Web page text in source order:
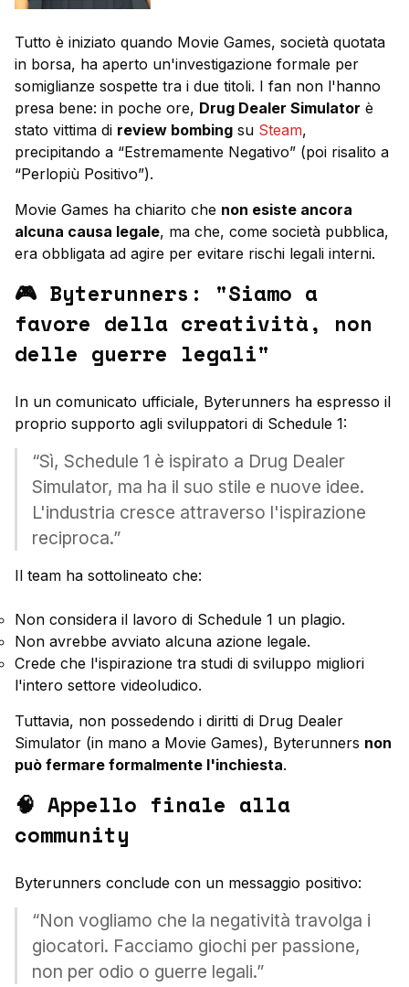
Tutto è iniziato quando Movie Games, società quotata
in borsa, ha aperto un'investigazione formale per
somiglianze sospette tra i due titoli. I fan non l'hanno
presa bene: in poche ore, Drug Dealer Simulator è
stato vittima di review bombing su Steam,
precipitando a “Estremamente Negativo” (poi risalito a
“Perlopiù Positivo”).
Movie Games ha chiarito che non esiste ancora
alcuna causa legale, ma che, come società pubblica,
era obbligata ad agire per evitare rischi legali interni.
🎮 Byterunners: "Siamo a
favore della creatività, non
delle guerre legali"
In un comunicato ufficiale, Byterunners ha espresso il
proprio supporto agli sviluppatori di Schedule 1:
“Sì, Schedule 1 è ispirato a Drug Dealer
Simulator, ma ha il suo stile e nuove idee.
L'industria cresce attraverso l'ispirazione
reciproca.”
Il team ha sottolineato che:
Non considera il lavoro di Schedule 1 un plagio.
Non avrebbe avviato alcuna azione legale.
Crede che l'ispirazione tra studi di sviluppo migliori
l'intero settore videoludico.
Tuttavia, non possedendo i diritti di Drug Dealer
Simulator (in mano a Movie Games), Byterunners non
può fermare formalmente l'inchiesta.
🧠 Appello finale alla
community
Byterunners conclude con un messaggio positivo:
“Non vogliamo che la negatività travolga i
giocatori. Facciamo giochi per passione,
non per odio o guerre legali.”